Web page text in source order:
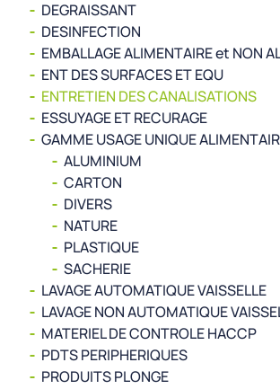
DEGRAISSANT
DESINFECTION
EMBALLAGE ALIMENTAIRE et NON
ENT DES SURFACES ET EQU
ENTRETIEN DES CANALISATIONS
ESSUYAGE ET RECURAGE
GAMME USAGE UNIQUE
ALUMINIUM
CARTON
DIVERS
NATURE
PLASTIQUE
SACHERIE
LAVAGE AUTOMATIQUE VAISSELLE
LAVAGE NON AUTOMATIQUE
MATERIEL DE CONTROLE HACCP
PDTS PERIPHERIQUES
PRODUITS PLONGE